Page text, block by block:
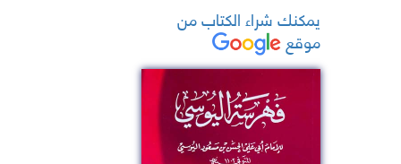
يمكنك شراء الكتاب من
موقع